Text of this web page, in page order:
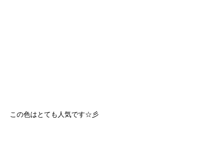
この色はとても人気です☆彡